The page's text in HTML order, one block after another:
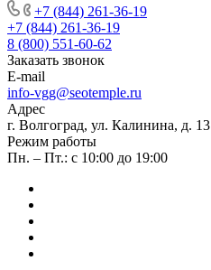
+7 (844) 261-36-19
+7 (844) 261-36-19
8 (800) 551-60-62
Заказать звонок
E-mail
info-vgg@seotemple.ru
Адрес
г. Волгоград, ул. Калинина, д. 13
Режим работы
Пн. – Пт.: с 10:00 до 19:00